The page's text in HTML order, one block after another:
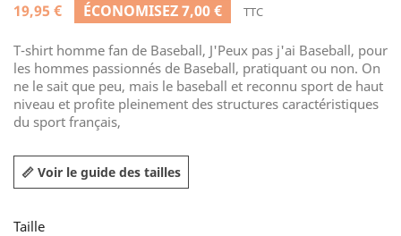
19,95 €
ÉCONOMISEZ 7,00 € TTC
T-shirt homme fan de Baseball, J'Peux pas j'ai Baseball, pour
les hommes passionnés de Baseball, pratiquant ou non. On
ne le sait que peu, mais le baseball et reconnu sport de haut
niveau et profite pleinement des structures caractéristiques
du sport français,
📏 Voir le guide des tailles
Taille